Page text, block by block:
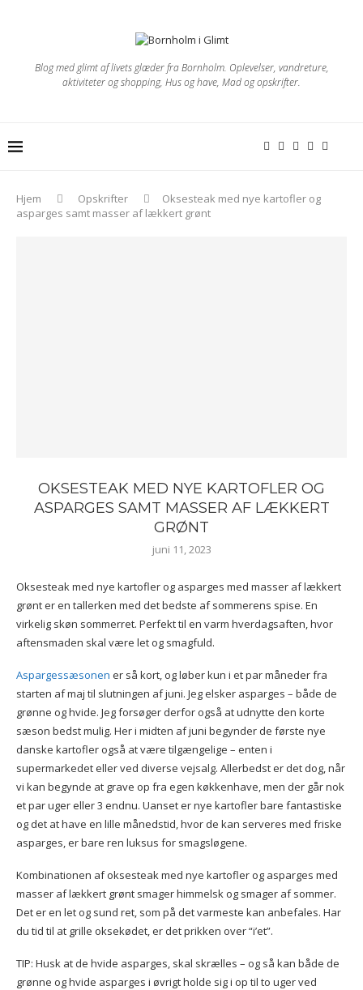
Blog med glimt af livets glæder fra Bornholm. Oplevelser, vandreture,
aktiviteter og shopping, Hus og have, Mad og opskrifter.
Hjem Opskrifter
Oksesteak med nye kartofler og
asparges samt masser af lækkert grønt
OKSESTEAK MED NYE KARTOFLER OG
ASPARGES SAMT MASSER AF LÆKKERT
GRØNT
juni 11, 2023
Oksesteak med nye kartofler og asparges med masser af lækkert
grønt er en tallerken med det bedste af sommerens spise. En
virkelig skøn sommerret. Perfekt til en varm hverdagsaften, hvor
aftensmaden skal være let og smagfuld.
Aspargessæsonen er så kort, og løber kun i et par måneder fra
starten af maj til slutningen af juni. Jeg elsker asparges – både de
grønne og hvide. Jeg forsøger derfor også at udnytte den korte
sæson bedst mulig. Her i midten af juni begynder de første nye
danske kartofler også at være tilgængelige – enten i
supermarkedet eller ved diverse vejsalg. Allerbedst er det dog, når
vi kan begynde at grave op fra egen køkkenhave, men der går nok
et par uger eller 3 endnu. Uanset er nye kartofler bare fantastiske
og det at have en lille månedstid, hvor de kan serveres med friske
asparges, er bare ren luksus for smagsløgene.
Kombinationen af oksesteak med nye kartofler og asparges med
masser af lækkert grønt smager himmelsk og smager af sommer.
Det er en let og sund ret, som på det varmeste kan anbefales. Har
du tid til at grille oksekødet, er det prikken over “i’et”.
TIP: Husk at de hvide asparges, skal skrælles – og så kan både de
grønne og hvide asparges i øvrigt holde sig i op til to uger ved